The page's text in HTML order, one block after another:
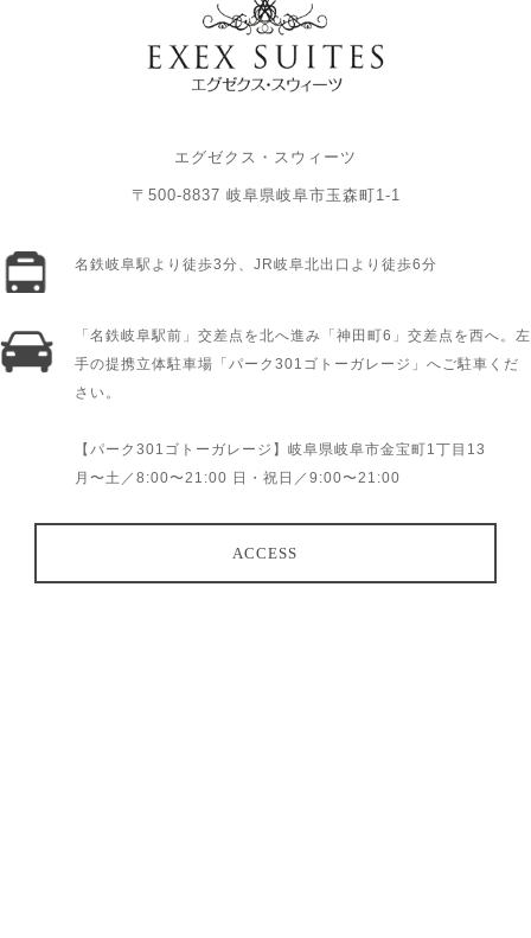
エグゼクス・スウィーツ
〒500-8837 岐阜県岐阜市玉森町1-1
名鉄岐阜駅より徒歩3分、JR岐阜北出口より徒歩6分
「名鉄岐阜駅前」交差点を北へ進み「神田町6」交差点を西へ。左
手の提携立体駐車場「パーク301ゴトーガレージ」へご駐車くだ
さい。
【パーク301ゴトーガレージ】岐阜県岐阜市金宝町1丁目13
月〜土／8:00〜21:00 日・祝日／9:00〜21:00
ACCESS